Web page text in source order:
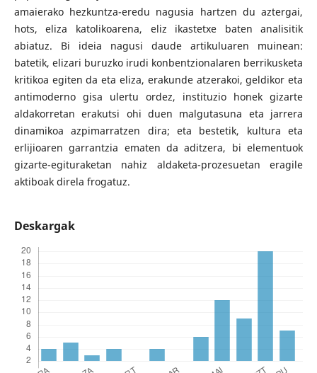
amaierako hezkuntza-eredu nagusia hartzen du aztergai,
hots, eliza katolikoarena, eliz ikastetxe baten analisitik
abiatuz. Bi ideia nagusi daude artikuluaren muinean:
batetik, elizari buruzko irudi konbentzionalaren berrikusketa
kritikoa egiten da eta eliza, erakunde atzerakoi, geldikor eta
antimoderno gisa ulertu ordez, instituzio honek gizarte
aldakorretan erakutsi ohi duen malgutasuna eta jarrera
dinamikoa azpimarratzen dira; eta bestetik, kultura eta
erlijioaren garrantzia ematen da aditzera, bi elementuok
gizarte-egituraketan nahiz aldaketa-prozesuetan eragile
aktiboak direla frogatuz.
Deskargak